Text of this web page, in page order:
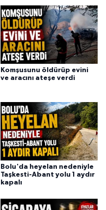
Komşusunu öldürüp evini
ve aracını ateşe verdi
Bolu'da heyelan nedeniyle
Taşkesti-Abant yolu 1 aydır
kapalı